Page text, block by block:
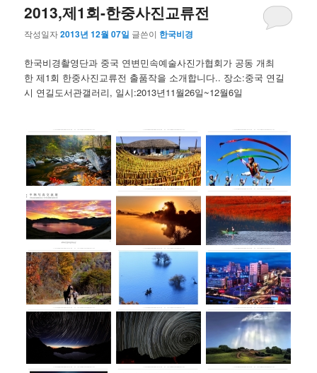
2013,제1회-한중사진교류전
작성일자2013년 12월 07일 글쓴이 한국비경
한국비경촬영단과 중국 연변민속예술사진가협회가 공동 개최
한 제1회 한중사진교류전 출품작을 소개합니다.. 장소:중국 연길
시 연길도서관갤러리, 일시:2013년11월26일~12월6일